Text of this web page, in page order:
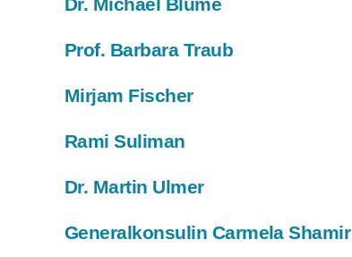
Prof. Barbara Traub
Mirjam Fischer
Rami Suliman
Dr. Martin Ulmer
Generalkonsulin Carmela Shamir